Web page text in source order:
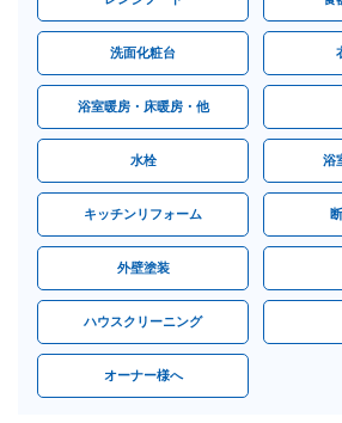
洗面化粧台
浴室暖房・床暖房・他
水栓 浴
キッチンリフォーム
外壁塗装
ハウスクリーニング
オーナー様へ